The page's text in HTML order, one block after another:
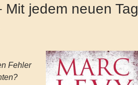
jedem neuen Tag
Fehler